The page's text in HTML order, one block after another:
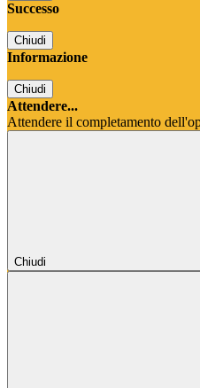
Successo
Chiudi
Informazione
Chiudi
Attendere...
Attendere il completamento
Chiudi